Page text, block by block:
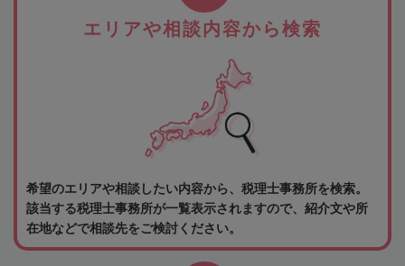
エリアや相談内容から検索
希望のエリアや相談したい内容から、税理士事務所を検索。
該当する税理士事務所が一覧表示されますので、紹介文や所
在地などで相談先をご検討ください。